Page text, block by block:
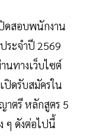
ดสอบพนักงาน
ระจำปี 2569
นทางเว็บไซต์
ปิดรับสมัครใน
ตรี หลักสูตร 5
ๆ ดังต่อไปนี้